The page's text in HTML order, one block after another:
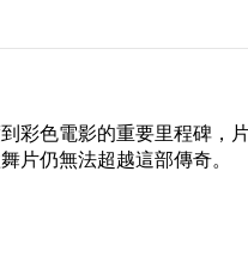
彩色電影的重要里程碑，
片仍無法超越這部傳奇。